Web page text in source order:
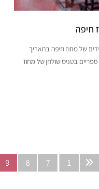
של מחוז חיפה בתאריך
מועדונים בית ספריים בטניס שולחן של מחוז
1
7
8
9